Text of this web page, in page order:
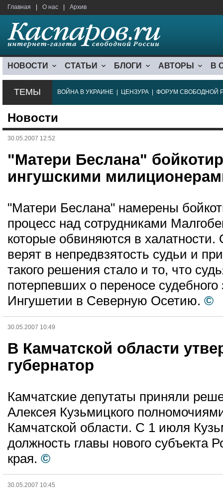
Главная О нас Архив
НОВОСТИ СТАТЬИ БЛОГИ АВТОРЫ В
ТЕМЫ ВОЙНА В УКРАИНЕ ЦЕНЗУРА ФОРУМ СВОБОДНОЙ
Новости
30.05.2007 12:52
"Матери Беслана"
ингушскими
"Матери Беслана" намерены
процесс над сотрудниками
которые обвиняются в
верят в непредвзятость судьи и
такого решения стало и то, что
потерпевших о переносе судебного
Ингушетии в Северную Осетию. ©
30.05.2007 10:49
В Камчатской области
губернатор
Камчатские депутаты приняли
Алексея Кузьмицкого
Камчатской области. С 1 июля
должность главы нового субъекта
края. ©
30.05.2007 10:45